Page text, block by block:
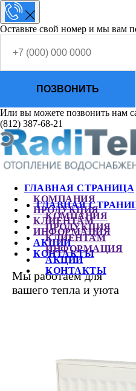
Оставьте свой номер и мы вам
ПОЗВОНИТЬ
Или вы можете позвонить нам
(812) 387-68-21
ГЛАВНАЯ СТРАНИЦА
КОМПАНИЯ
ПРОДУКЦИЯ
КЛИЕНТАМ
ИНФОРМАЦИЯ
АКЦИИ
КОНТАКТЫ
Мы работаем для
вашего тепла и уюта
ГЛАВНАЯ
КОМПАНИЯ
ПРОДУКЦИЯ
КЛИЕНТАМ
ИНФОРМАЦИЯ
АКЦИИ
КОНТАКТЫ